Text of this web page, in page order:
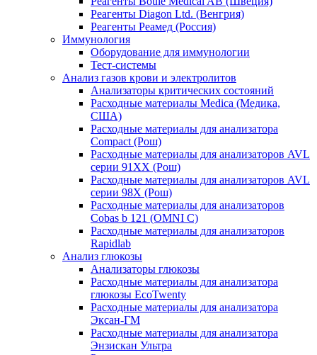
Реагенты Diagon Ltd. (Венгрия)
Реагенты Реамед (Россия)
Иммунология
Оборудование для иммунологии
Тест-системы
Анализ газов крови и электролитов
Анализаторы критических состояний
Расходные материалы Medica (Медика,
США)
Расходные материалы для анализатора
Compact (Рош)
Расходные материалы для анализаторов AVL
серии 91ХХ (Рош)
Расходные материалы для анализаторов AVL
серии 98Х (Рош)
Расходные материалы для анализаторов
Cobas b 121 (OMNI C)
Расходные материалы для анализаторов
Rapidlab
Анализ глюкозы
Анализаторы глюкозы
Расходные материалы для анализатора
глюкозы EcoTwenty
Расходные материалы для анализатора
Эксан-ГМ
Расходные материалы для анализатора
Энзискан Ультра